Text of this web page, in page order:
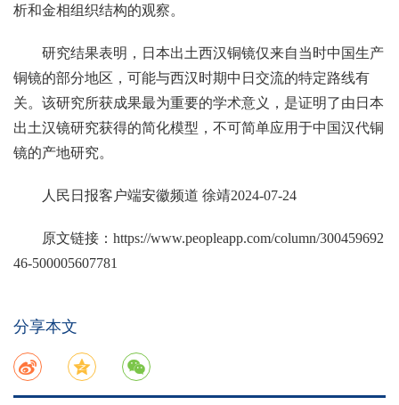
析和金相组织结构的观察。
研究结果表明，日本出土西汉铜镜仅来自当时中国生产
铜镜的部分地区，可能与西汉时期中日交流的特定路线有
关。该研究所获成果最为重要的学术意义，是证明了由日本
出土汉镜研究获得的简化模型，不可简单应用于中国汉代铜
镜的产地研究。
人民日报客户端安徽频道 徐靖2024-07-24
原文链接： https://www.peopleapp.com/column/300459692
46-500005607781
分享本文